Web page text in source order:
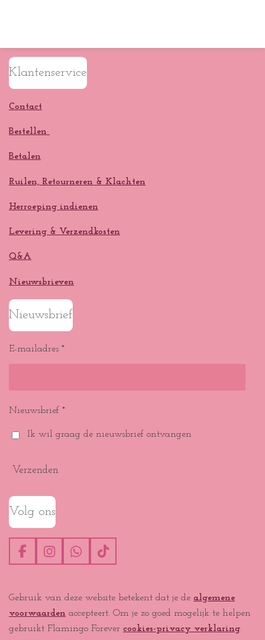
Klantenservice
Contact
Bestellen
Betalen
Ruilen, Retourneren & Klachten
Herroeping indienen
Levering & Verzendkosten
Q&A
Nieuwsbrieven
Nieuwsbrief
E-mailadres *
Nieuwsbrief *
Ik wil graag de nieuwsbrief ontvangen
Verzenden
Volg ons
F
a
b
o
o
I
n
a
g
r
W
h
s
A
p
T
i
o
k
Gebruik van deze website betekent dat je de algemene
voorwaarden accepteert. Om je zo goed mogelijk te helpen
gebruikt Flamingo Forever cookies-privacy verklaring.